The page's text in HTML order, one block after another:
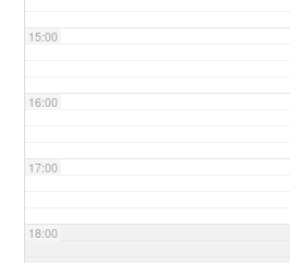
15:00
16:00
17:00
18:00